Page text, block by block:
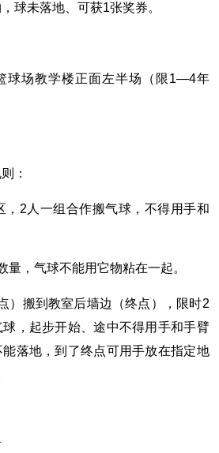
球未落地、可获1张奖券。
球场教学楼正面左半场（限1―4年
：
，2人一组合作搬气球，不得用手和
量，气球不能用它物粘在一起。
）搬到教室后墙边（终点），限时2
，起步开始、途中不得用手和手臂
落地，到了终点可用手放在指定地